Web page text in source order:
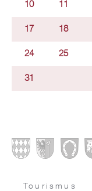
10 11
17 18
24 25
31
Tourismus